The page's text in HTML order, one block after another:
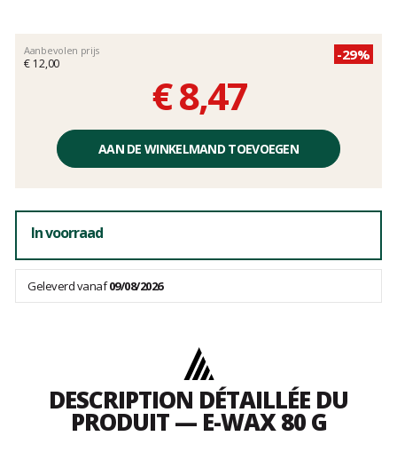
Aanbevolen prijs
€ 12,00
-29%
€ 8,47
Éénheidsprijs,
AAN DE WINKELMAND TOEVOEGEN
In voorraad
Geleverd vanaf09/08/2026
DESCRIPTION DÉTAILLÉE DU
PRODUIT — E-WAX 80 G